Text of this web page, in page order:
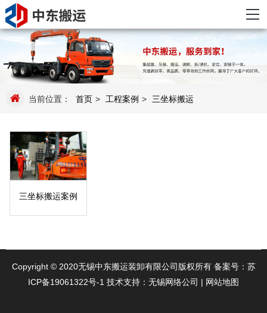
当前位置： 首页 > 工程案例 > 三坐标搬运
三坐标搬运案例
Copyright © 2020无锡中东搬运装卸有限公司版权所有 备案号： 苏
ICP备19061322号-1 技术支持： 无锡网络公司 | 网站地图